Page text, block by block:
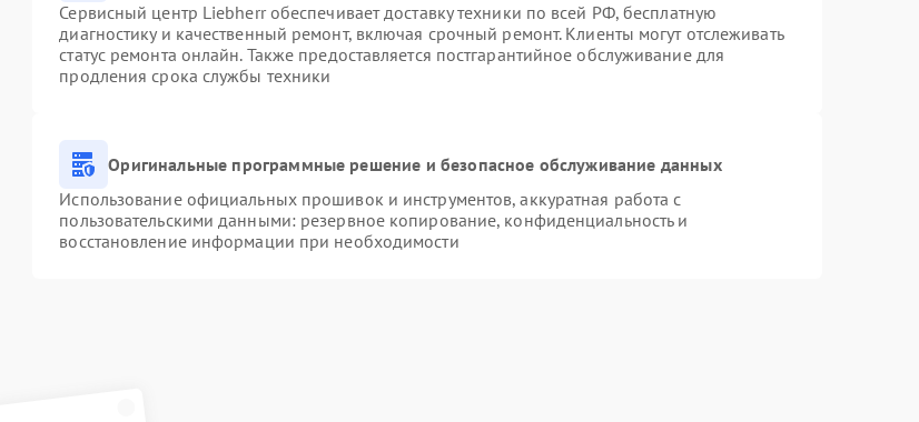
Сервисный центр Liebherr обеспечивает доставку техники по всей РФ, бесплатную
диагностику и качественный ремонт, включая срочный ремонт. Клиенты могут отслеживать
статус ремонта онлайн. Также предоставляется постгарантийное обслуживание для
продления срока службы техники
Оригинальные программные решение и безопасное обслуживание данных
Использование официальных прошивок и инструментов, аккуратная работа с
пользовательскими данными: резервное копирование, конфиденциальность и
восстановление информации при необходимости